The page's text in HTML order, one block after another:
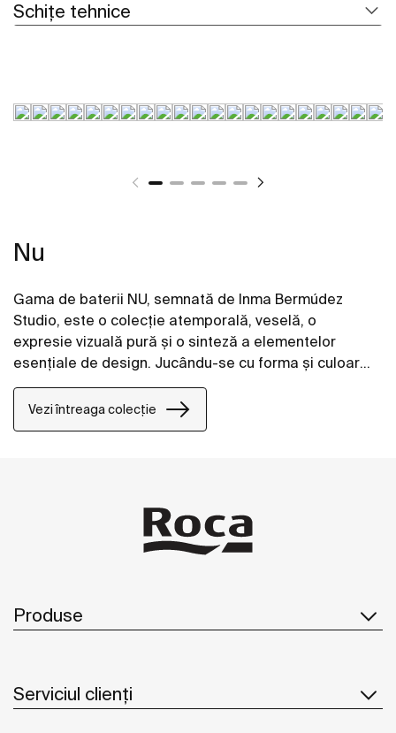
Schițe tehnice
Nu
Gama de baterii NU, semnată de Inma Bermúdez
Studio, este o colecție atemporală, veselă, o
expresie vizuală pură și o sinteză a elementelor
esențiale de design. Jucându-se cu forma și culoarea
în moduri noi și inventive, colecția permite o
personalizare completă a spațiului de baie.
Vezi întreaga colecție
Produse
Serviciul clienți